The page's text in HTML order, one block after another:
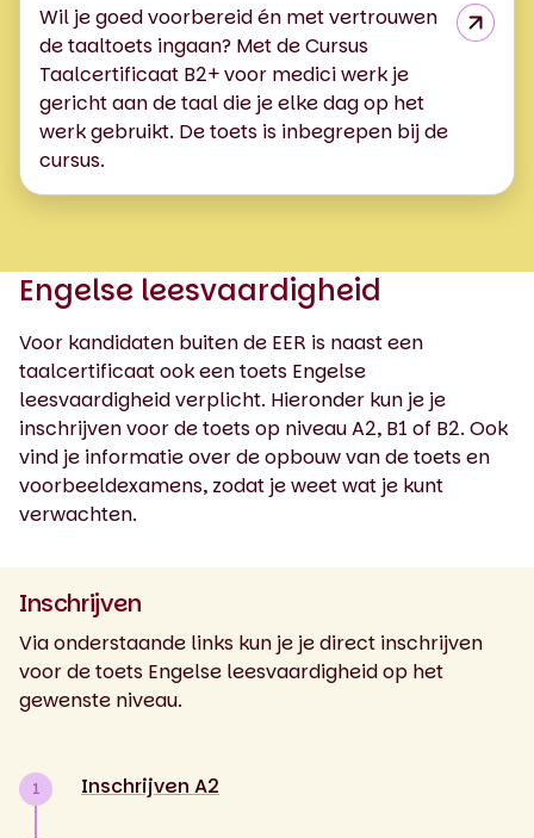
Wil je goed voorbereid én met vertrouwen
de taaltoets ingaan? Met deCursus
Taalcertificaat B2+ voor mediciwerk je
gericht aan de taal die je elke dag op het
werk gebruikt. De toets is inbegrepen bij de
cursus.
Engelse leesvaardigheid
Voor kandidaten buiten de EER is naast een
taalcertificaat ook een toets Engelse
leesvaardigheid verplicht. Hieronder kun je je
inschrijven voor de toets op niveau A2, B1 of B2. Ook
vind je informatie over de opbouw van de toets en
voorbeeldexamens, zodat je weet wat je kunt
verwachten.
Inschrijven
Via onderstaande links kun je je direct inschrijven
voor de toets Engelse leesvaardigheid op het
gewenste niveau.
1 Inschrijven A2